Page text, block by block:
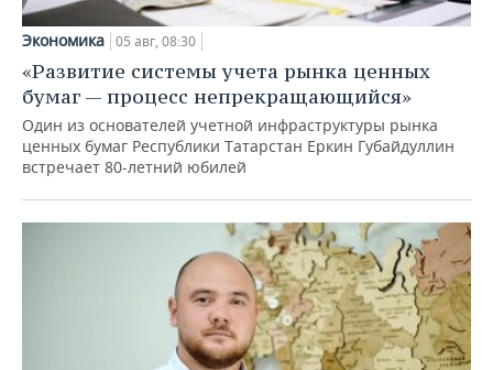
Экономика 05 авг, 08:30
«Развитие системы учета рынка ценных
бумаг — процесс непрекращающийся»
Один из основателей учетной инфраструктуры рынка
ценных бумаг Республики Татарстан Еркин Губайдуллин
встречает 80-летний юбилей